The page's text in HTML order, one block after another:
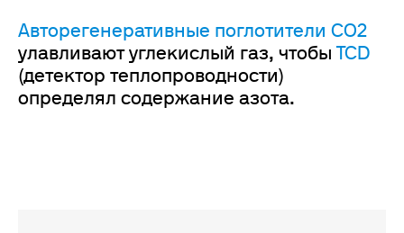
Авторегенеративные поглотители CO2
улавливают углекислый газ, чтобы
TCD
(детектор теплопроводности)
определял содержание азота.